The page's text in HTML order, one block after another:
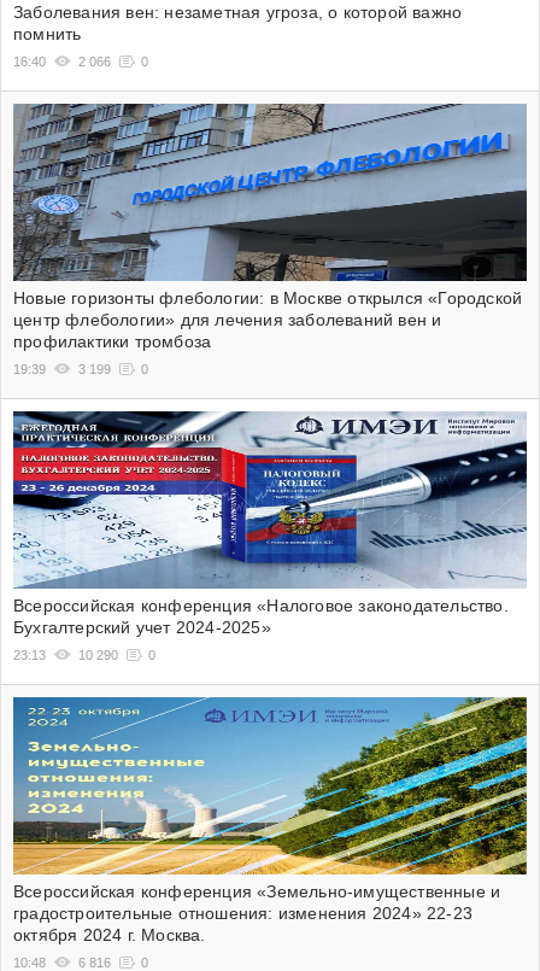
Заболевания вен: незаметная угроза, о которой важно
помнить
16:40 2 066 0
Новые горизонты флебологии: в Москве открылся «Городской
центр флебологии» для лечения заболеваний вен и
профилактики тромбоза
19:39 3 199 0
Всероссийская конференция «Налоговое законодательство.
Бухгалтерский учет 2024-2025»
23:13 10 290 0
Всероссийская конференция «Земельно-имущественные и
градостроительные отношения: изменения 2024» 22-23
октября 2024 г. Москва.
10:48 6 816 0